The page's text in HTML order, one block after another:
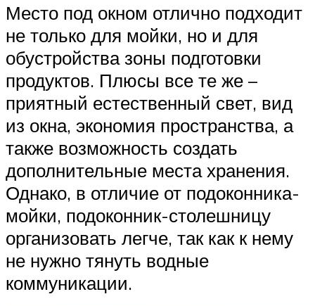
Место под окном отлично подходит
не только для мойки, но и для
обустройства зоны подготовки
продуктов. Плюсы все те же –
приятный естественный свет, вид
из окна, экономия пространства, а
также возможность создать
дополнительные места хранения.
Однако, в отличие от подоконника-
мойки, подоконник-столешницу
организовать легче, так как к нему
не нужно тянуть водные
коммуникации.